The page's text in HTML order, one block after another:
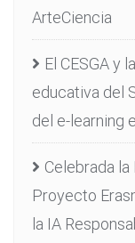
ArteCiencia
El CESGA y
educativa del
del e-learning
Celebrada la
Proyecto
la IA